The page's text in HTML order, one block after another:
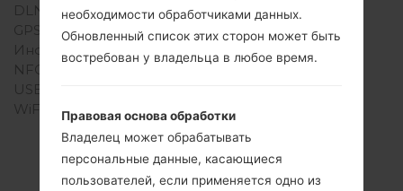
DLNA
Нет
GPS
-
Инфракрасный порт
NFC
Нет
USB
WiFi
-
необходимости обработчиками данных.
Обновленный список этих сторон может быть
востребован у владельца в любое время.
Правовая основа обработки
Владелец может обрабатывать
персональные данные, касающиеся
пользователей, если применяется одно из